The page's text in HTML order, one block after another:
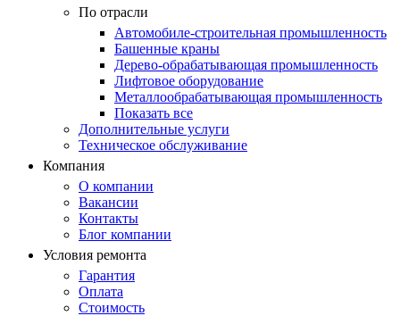
По отрасли
Автомобиле-строительная промышленность
Башенные краны
Дерево-обрабатывающая промышленность
Лифтовое оборудование
Металлообрабатывающая промышленность
Показать все
Дополнительные услуги
Техническое обслуживание
Компания
О компании
Вакансии
Контакты
Блог компании
Условия ремонта
Гарантия
Оплата
Стоимость